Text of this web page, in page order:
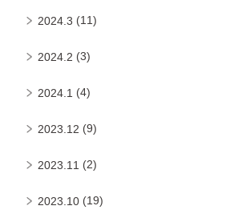
2024.3 (11)
2024.2 (3)
2024.1 (4)
2023.12 (9)
2023.11 (2)
2023.10 (19)